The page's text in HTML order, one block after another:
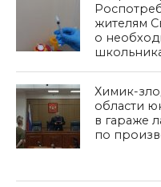
жителям
о
Химик-
области
в гараже
по